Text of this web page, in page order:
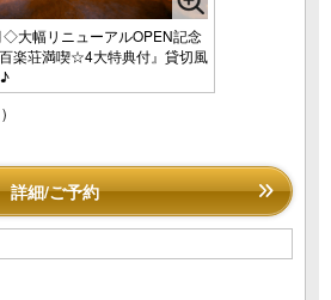
大幅リニューアルOPEN記念
楽荘満喫☆4大特典付』貸切風
詳細/ご予約